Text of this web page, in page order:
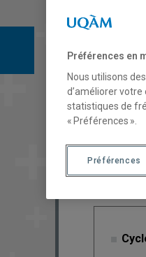
Préférences en
Nous utilisons
d’améliorer votre
statistiques de
« Préférences ».
Préférences